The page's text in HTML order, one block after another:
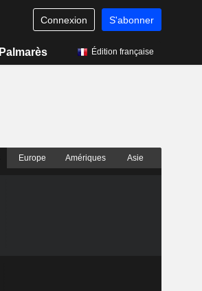
Connexion S'abonner
Palmarès Édition française
Europe Amériques Asie